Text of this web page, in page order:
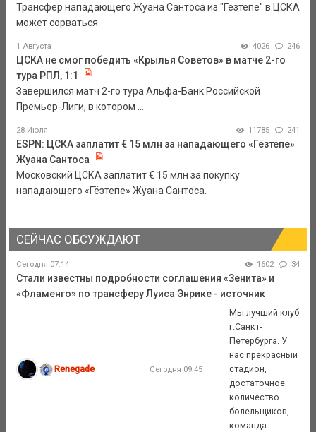
Трансфер нападающего Жуана Сантоса из "Гезтепе" в ЦСКА
может сорваться.
1 Августа 4026 246
ЦСКА не смог победить «Крылья Советов» в матче 2-го
тура РПЛ, 1:1
Завершился матч 2-го тура Альфа-Банк Российской
Премьер-Лиги, в котором ...
28 Июля 11785 241
ESPN: ЦСКА заплатит € 15 млн за нападающего «Гёзтепе»
Жуана Сантоса
Московский ЦСКА заплатит € 15 млн за покупку
нападающего «Гёзтепе» Жуана Сантоса.
СЕЙЧАС ОБСУЖДАЮТ
Сегодня 07:14 1602 34
Стали известны подробности соглашения «Зенита» и
«Фламенго» по трансферу Луиса Энрике - источник
Renegade Сегодня 09:45
Мы лучший клуб
г.Санкт-
Петербурга. У
нас прекрасный
стадион,
достаточное
количество
болельщиков,
команда ...